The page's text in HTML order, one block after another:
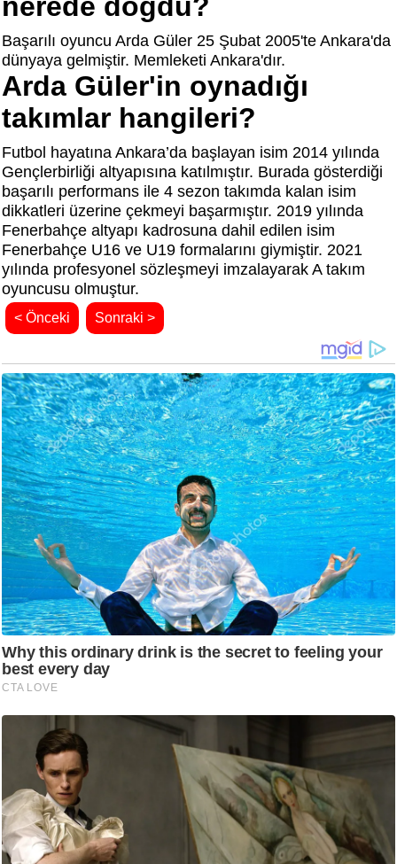
Başarılı oyuncu Arda Güler 25 Şubat 2005'te Ankara'da
dünyaya gelmiştir. Memleketi Ankara'dır.
Arda Güler'in oynadığı
takımlar hangileri?
Futbol hayatına Ankara’da başlayan isim 2014 yılında
Gençlerbirliği altyapısına katılmıştır. Burada gösterdiği
başarılı performans ile 4 sezon takımda kalan isim
dikkatleri üzerine çekmeyi başarmıştır. 2019 yılında
Fenerbahçe altyapı kadrosuna dahil edilen isim
Fenerbahçe U16 ve U19 formalarını giymiştir. 2021
yılında profesyonel sözleşmeyi imzalayarak A takım
oyuncusu olmuştur.
< Önceki Sonraki >